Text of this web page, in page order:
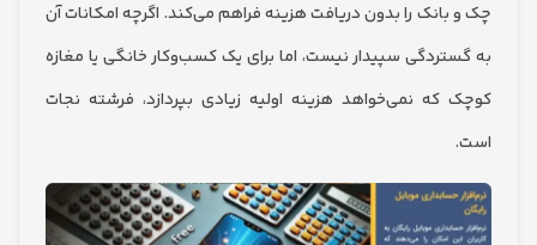
را بدون دریافت هزینه فراهم می‌کند. اگرچه امکانات آن
سپیدار نیست، اما برای یک کسب‌وکار خانگی یا مغازه
نمی‌خواهد هزینه اولیه زیادی بپردازد، فرشته نجات